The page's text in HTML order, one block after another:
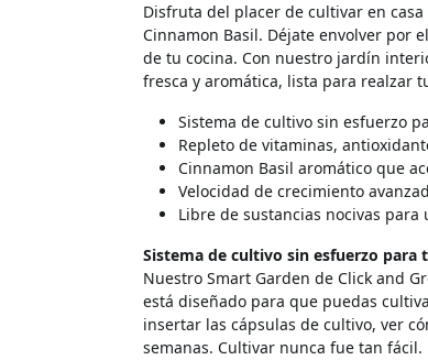
Disfruta del placer de cultivar en
Cinnamon Basil. Déjate envolver por
de tu cocina. Con nuestro jardín
fresca y aromática, lista para realzar
Sistema de cultivo sin esfuerzo
Repleto de vitaminas,
Cinnamon Basil aromático que
Velocidad de crecimiento
Libre de sustancias nocivas
Sistema de cultivo sin esfuerzo
Nuestro Smart Garden de Click and
está diseñado para que puedas
insertar las cápsulas de cultivo, ver
semanas. Cultivar nunca fue tan fácil.